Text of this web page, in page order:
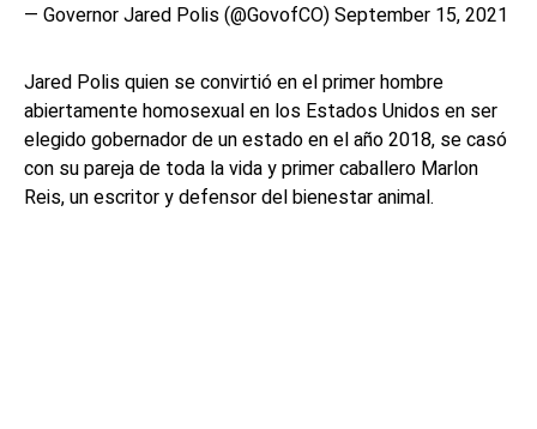
— Governor Jared Polis (@GovofCO)September 15, 2021
Jared Polis quien se convirtió en el primer hombre
abiertamente homosexual en los Estados Unidos en ser
elegido gobernador de un estado en el año 2018, se casó
con su pareja de toda la vida y primer caballero Marlon
Reis, un escritor y defensor del bienestar animal.